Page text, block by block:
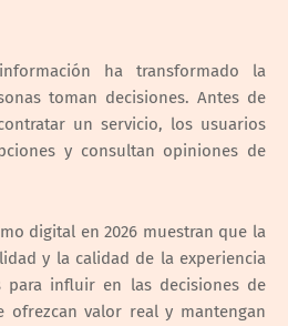
ha transformado la
toman decisiones. Antes de
un servicio, los usuarios
y consultan opiniones de
digital en 2026 muestran que la
y la calidad de la experiencia
para influir en las decisiones de
ofrezcan valor real y mantengan